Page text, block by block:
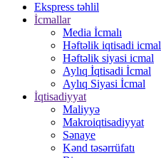
Ekspress təhlil
İcmallar
Media İcmalı
Həftəlik iqtisadi icmal
Həftəlik siyasi icmal
Aylıq İqtisadi İcmal
Aylıq Siyasi İcmal
İqtisadiyyat
Maliyyə
Makroiqtisadiyyat
Sənaye
Kənd təsərrüfatı